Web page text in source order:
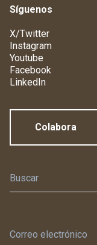
Síguenos
X/Twitter
Instagram
Youtube
Facebook
LinkedIn
Colabora